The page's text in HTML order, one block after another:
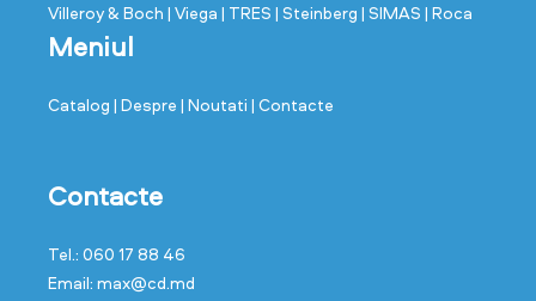
Villeroy & Boch | Viega | TRES | Steinberg | SIMAS | Roca
Meniul
Catalog | Despre | Noutati | Contacte
Contacte
Tel.: 060 17 88 46
Email: max@cd.md